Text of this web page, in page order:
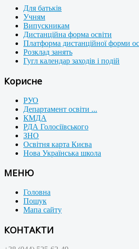
Для батьків
Учням
Випускникам
Дистанційна форма освіти
Платформа дистанційної форми
Розклад занять
Гугл календар заходів і подій
Корисне
РУО
Департамент освіти ...
КМДА
РДА Голосіївського
ЗНО
Освітня карта Києва
Нова Українська школа
МЕНЮ
Головна
Пошук
Мапа сайту
КОНТАКТИ